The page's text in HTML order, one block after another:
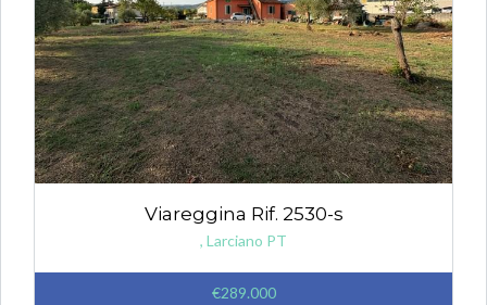
Viareggina Rif. 2530-s
, Larciano PT
€289.000